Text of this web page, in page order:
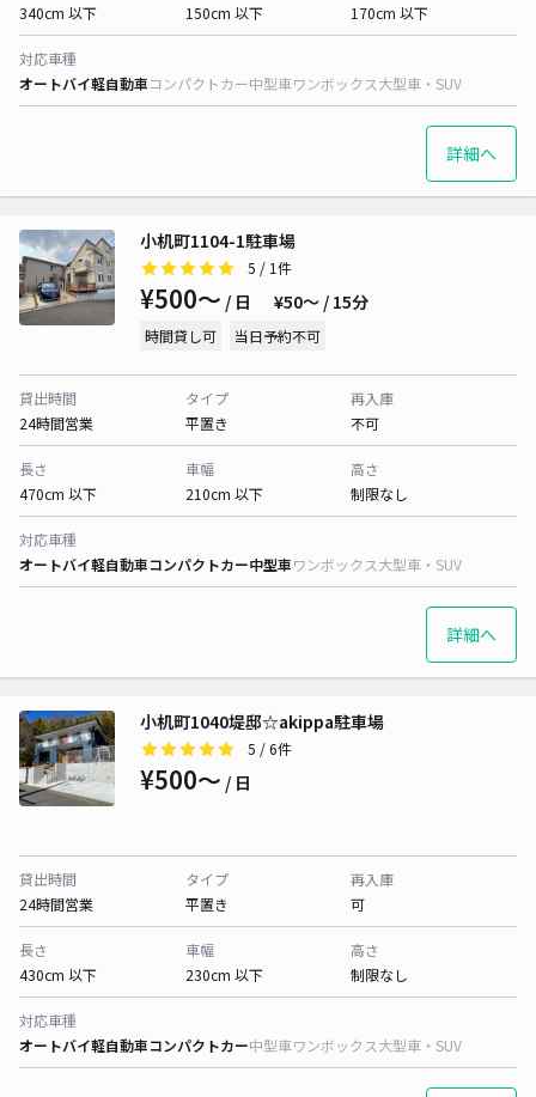
340cm 以下
150cm 以下
170cm 以下
対応車種
オートバイ軽自動車コンパクトカー中型車ワンボックス大型車・SUV
詳細へ
小机町1104-1駐車場
5 / 1件
¥500〜 / 日 ¥50〜 / 15分
時間貸し可 当日予約不可
貸出時間
24時間営業
タイプ
平置き
再入庫
不可
長さ
470cm 以下
車幅
210cm 以下
高さ
制限なし
対応車種
オートバイ軽自動車コンパクトカー中型車ワンボックス大型車・SUV
詳細へ
小机町1040堤邸☆akippa駐車場
5 / 6件
¥500〜 / 日
貸出時間
24時間営業
タイプ
平置き
再入庫
可
長さ
430cm 以下
車幅
230cm 以下
高さ
制限なし
対応車種
オートバイ軽自動車コンパクトカー中型車ワンボックス大型車・SUV